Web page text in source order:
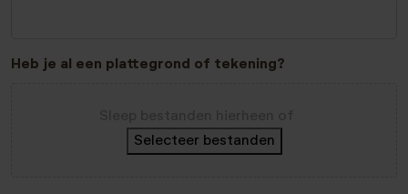
Heb je al een plattegrond of tekening?
Selecteer bestanden